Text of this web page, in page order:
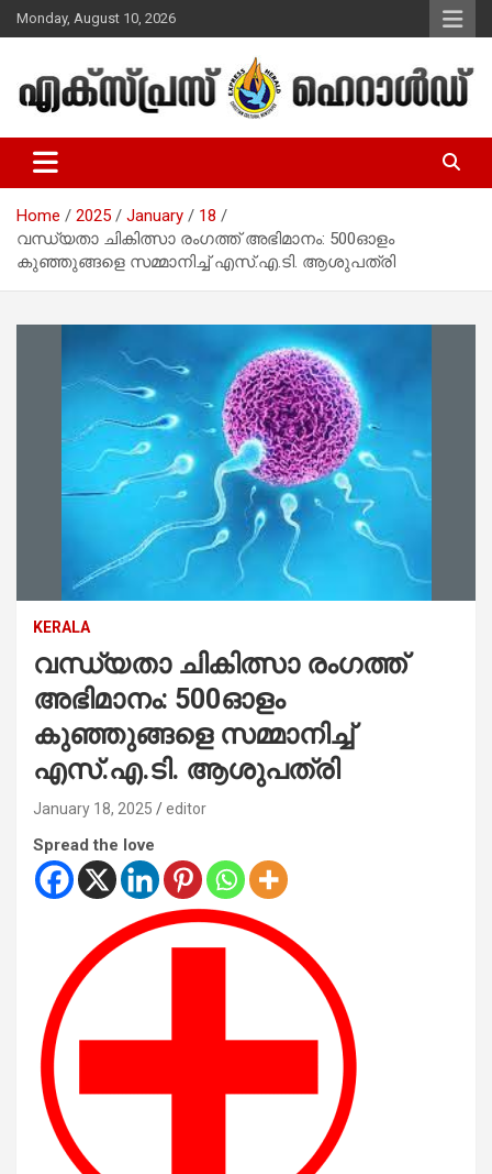
Skip
to
Monday, August 10, 2026
Express Herald – Malayalam
Christian News
Home 2025 January
18
വന്ധ്യതാ ചികിത്സാ രംഗത്ത് അഭിമാനം: 500ഓളം
കുഞ്ഞുങ്ങളെ സമ്മാനിച്ച് എസ്.എ.ടി. ആശുപത്രി
KERALA
വന്ധ്യതാ ചികിത്സാ രംഗത്ത്
അഭിമാനം: 500ഓളം
കുഞ്ഞുങ്ങളെ സമ്മാനിച്ച്
എസ്.എ.ടി. ആശുപത്രി
January 18, 2025 editor
Spread the love